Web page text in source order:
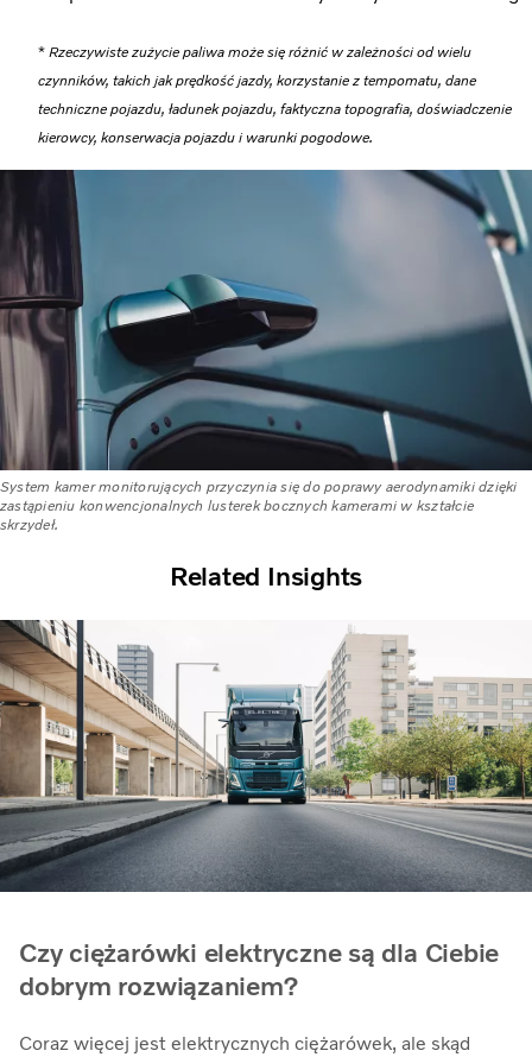
* Rzeczywiste zużycie paliwa może się różnić w zależności od wielu
czynników, takich jak prędkość jazdy, korzystanie z tempomatu, dane
techniczne pojazdu, ładunek pojazdu, faktyczna topografia, doświadczenie
kierowcy, konserwacja pojazdu i warunki pogodowe.
System kamer monitorujących przyczynia się do poprawy aerodynamiki dzięki
zastąpieniu konwencjonalnych lusterek bocznych kamerami w kształcie
skrzydeł.
Related Insights
Czy ciężarówki elektryczne są dla Ciebie
dobrym rozwiązaniem?
Coraz więcej jest elektrycznych ciężarówek, ale skąd